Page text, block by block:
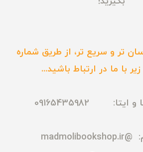
تر و سریع تر، از طریق شماره
با ما در ارتباط باشید...
09165435982
@madmolibookshop.ir